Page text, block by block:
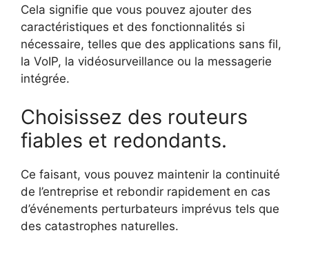
Cela signifie que vous pouvez ajouter des
caractéristiques et des fonctionnalités si
nécessaire, telles que des applications sans fil,
la VoIP, la vidéosurveillance ou la messagerie
intégrée.
Choisissez des routeurs
fiables et redondants.
Ce faisant, vous pouvez maintenir la continuité
de l’entreprise et rebondir rapidement en cas
d’événements perturbateurs imprévus tels que
des catastrophes naturelles.